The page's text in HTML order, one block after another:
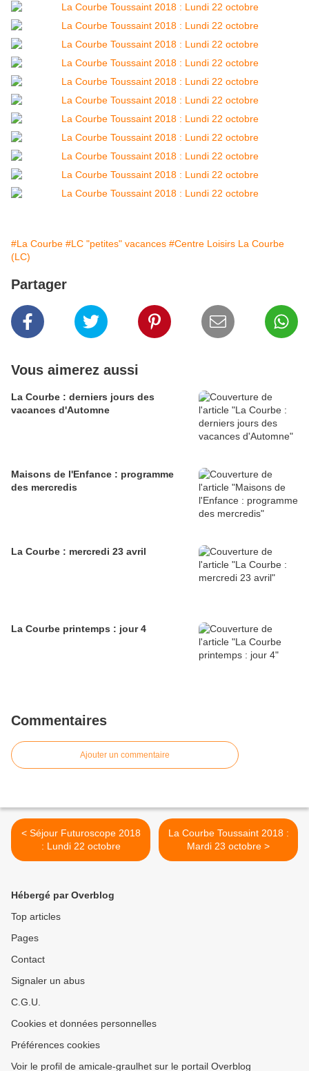
#La Courbe #LC "petites" vacances #Centre Loisirs La Courbe
(LC)
Partager
Vous aimerez aussi
La Courbe : derniers jours des
vacances d'Automne
Maisons de l'Enfance : programme
des mercredis
La Courbe : mercredi 23 avril
La Courbe printemps : jour 4
Commentaires
Ajouter un commentaire
< Séjour Futuroscope 2018
: Lundi 22 octobre
La Courbe Toussaint 2018 :
Mardi 23 octobre >
Hébergé par Overblog
Top articles
Pages
Contact
Signaler un abus
C.G.U.
Cookies et données personnelles
Préférences cookies
Voir le profil de amicale-graulhet sur le portail Overblog